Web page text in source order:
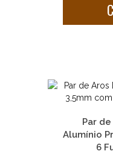
Par
Alumínio
6